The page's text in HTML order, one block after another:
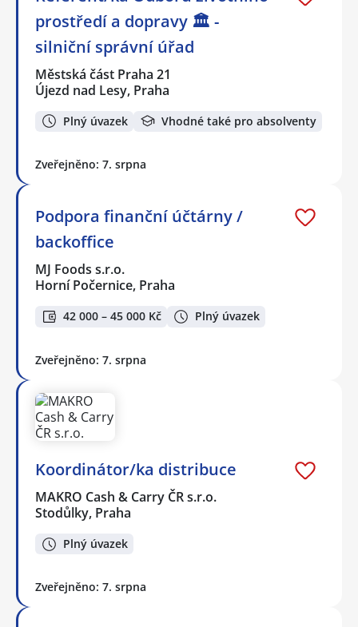
prostředí a dopravy 🏛️ -
silniční správní úřad
Městská část Praha 21
Újezd nad Lesy, Praha
Plný úvazek Vhodné také pro absolventy
Zveřejněno: 7. srpna
Podpora finanční účtárny /
backoffice
MJ Foods s.r.o.
Horní Počernice, Praha
42 000 – 45 000 Kč Plný úvazek
Zveřejněno: 7. srpna
Koordinátor/ka distribuce
MAKRO Cash & Carry ČR s.r.o.
Stodůlky, Praha
Plný úvazek
Zveřejněno: 7. srpna